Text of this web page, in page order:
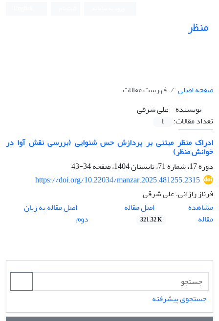
منظر
صفحه اصلی
فهرست مقالات
نویسنده =علی شرقی
تعداد مقالات:
1
ادراک منظر مبتنی ‌بر پردازش حس شنوایی (بررسی نقش آوا در
خوانش منظر)
دوره 17، شماره 71، تابستان 1404، صفحه
34-43
https://doi.org/10.22034/manzar.2025.481255.2315
فرناز رازانی، علی شرقی
مشاهده
مقاله
اصل مقاله
321.32 K
اصل مقاله به زبان
دوم
جستجوی پیشرفته